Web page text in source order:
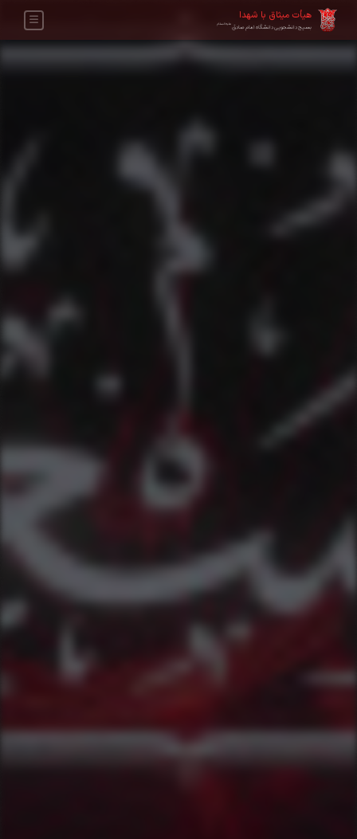
هیأت میثاق با شهدا
بسیج دانشجویی دانشگاه امام صادقعلیه‌السلام